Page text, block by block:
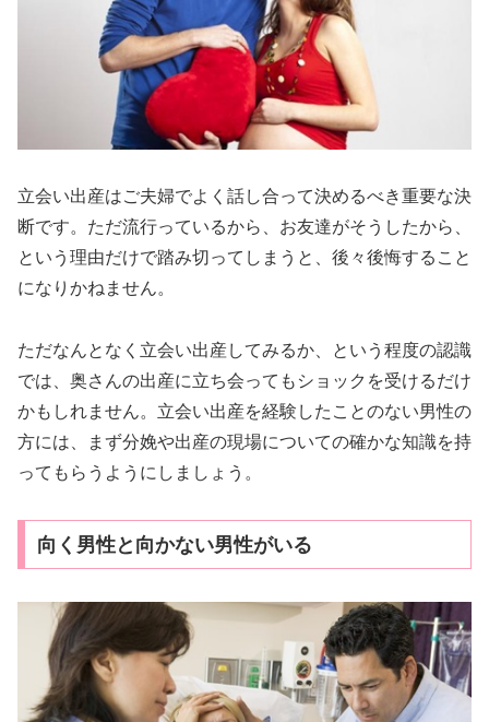
立会い出産はご夫婦でよく話し合って決めるべき重要な決
断です。ただ流行っているから、お友達がそうしたから、
という理由だけで踏み切ってしまうと、後々後悔すること
になりかねません。
ただなんとなく立会い出産してみるか、という程度の認識
では、奥さんの出産に立ち会ってもショックを受けるだけ
かもしれません。立会い出産を経験したことのない男性の
方には、まず分娩や出産の現場についての確かな知識を持
ってもらうようにしましょう。
向く男性と向かない男性がいる